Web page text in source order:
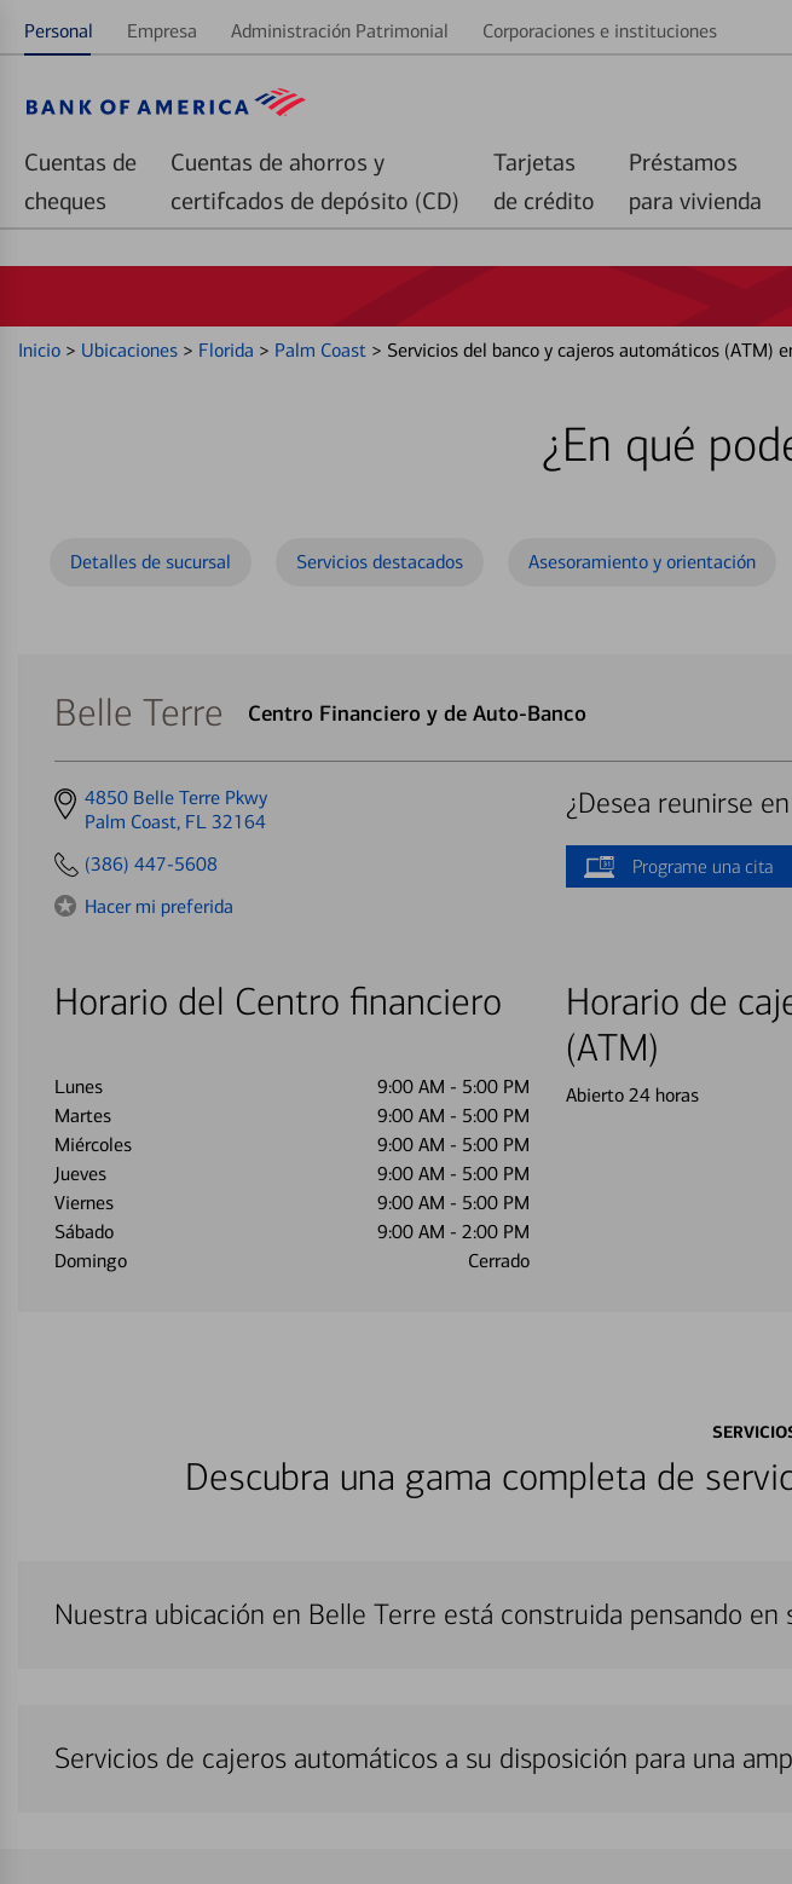
Personal Empresa Administración Patrimonial Corporaciones e instituciones
Cuentas de
cheques
Cuentas de ahorros y
certifcados de depósito (CD)
Tarjetas
de crédito
Préstamos
para vivienda
Inicio > Ubicaciones > Florida > Palm Coast > Servicios del banco y cajeros automáticos (ATM)
¿En qué
Detalles de sucursal Servicios destacados Asesoramiento y orientación
Belle Terre Centro Financiero y de Auto-Banco
Get
directions
4850 Belle Terre Pkwy
Palm Coast, FL 32164
(386) 447-5608
Hacer mi preferida
Horario del Centro financiero
Lunes 9:00 AM - 5:00 PM
Martes
9:00 AM - 5:00 PM
Miércoles
9:00 AM - 5:00 PM
Jueves
9:00 AM - 5:00 PM
Viernes
9:00 AM - 5:00 PM
Sábado
9:00 AM - 2:00 PM
Domingo
Cerrado
¿Desea reunirse
Programe una cita
Horario de
(ATM)
Abierto 24 horas
Descubra una gama completa de
Nuestra ubicación en Belle Terre está construida pensando en
Servicios de cajeros automáticos a su disposición para una